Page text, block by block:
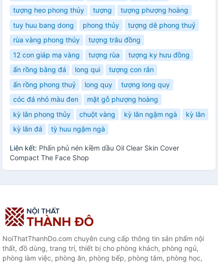
tượng heo phong thủy
tượng
tượng phượng hoàng
tuy huu bang dong
phong thủy
tượng dê phong thuỷ
rùa vàng phong thủy
tượng trâu đồng
12 con giáp mạ vàng
tượng rùa
tượng ky hưu đồng
ấn rồng bằng đá
long qui
tượng con rắn
ấn rồng phong thuỷ
long quy
tượng long quy
cóc đá nhỏ màu đen
mặt gỗ phượng hoàng
kỳ lân phong thủy
chuột vàng kỳ lân ngậm ngà
kỳ lân
kỳ lân đá
tỳ huu ngậm ngà
Liên kết: Phấn phủ nén kiềm dầu Oil Clear Skin Cover
Compact The Face Shop
NoiThatThanhDo.com chuyên cung cấp thông tin sản phẩm nội
thất, đồ dùng, trang trí, thiết bị cho phòng khách, phòng ngủ,
phòng làm việc, phòng ăn, phòng bếp, phòng tắm, phòng học,